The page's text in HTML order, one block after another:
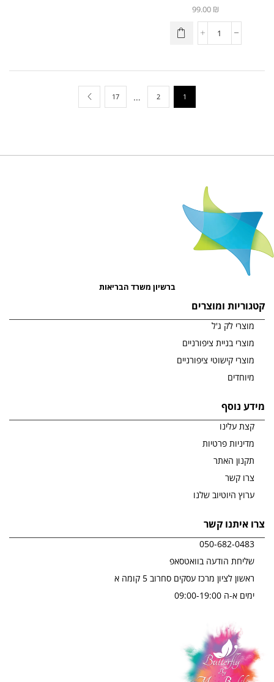
99.00 ₪
1
2
…
17
ברשיון משרד הבריאות
קטגוריות ומוצרים
מוצרי לק ג'ל
מוצרי בניית ציפורניים
מוצרי קישוטי ציפורניים
מיוחדים
מידע נוסף
קצת עלינו
מדיניות פרטיות
תקנון האתר
צרו קשר
ערוץ היוטיוב שלנו
צרו איתנו קשר
050-682-0483
שליחת הודעה בוואטסאפ
ראשון לציון מרכז עסקים סחרוב 5 קומה א
ימים א-ה 09:00-19:00